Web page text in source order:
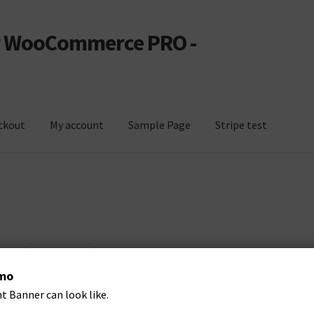
PRO -
My account Sample Page Stripe test
—Deja un comentario
Banner can look like.